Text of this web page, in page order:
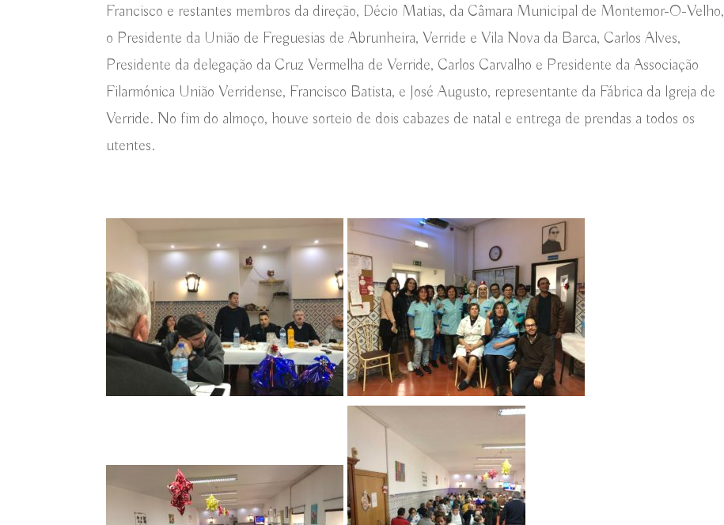
Francisco e restantes membros da direção, Décio Matias, da Câmara Municipal de Montemor-O-Velho,
o Presidente da União de Freguesias de Abrunheira, Verride e Vila Nova da Barca, Carlos Alves,
Presidente da delegação da Cruz Vermelha de Verride, Carlos Carvalho e Presidente da Associação
Filarmónica União Verridense, Francisco Batista, e José Augusto, representante da Fábrica da Igreja de
Verride. No fim do almoço, houve sorteio de dois cabazes de natal e entrega de prendas a todos os
utentes.